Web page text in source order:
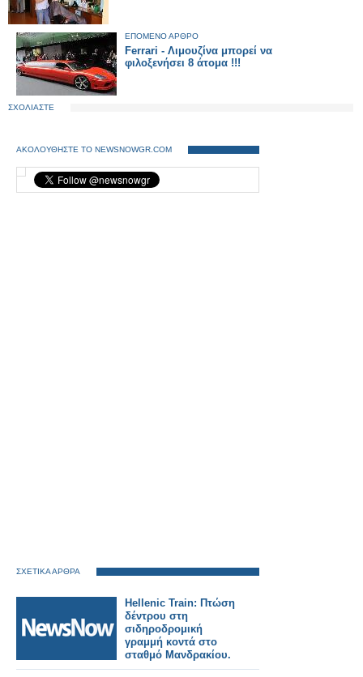
ΕΠΟΜΕΝΟ ΑΡΘΡΟ
Ferrari - Λιμουζίνα μπορεί να
φιλοξενήσει 8 άτομα !!!
ΣΧΟΛΙΑΣΤΕ
ΑΚΟΛΟΥΘΗΣΤΕ ΤΟ NEWSNOWGR.COM
ΣΧΕΤΙΚΑ ΑΡΘΡΑ
Hellenic Train: Πτώση
δέντρου στη
σιδηροδρομική
γραμμή κοντά στο
σταθμό Μανδρακίου.